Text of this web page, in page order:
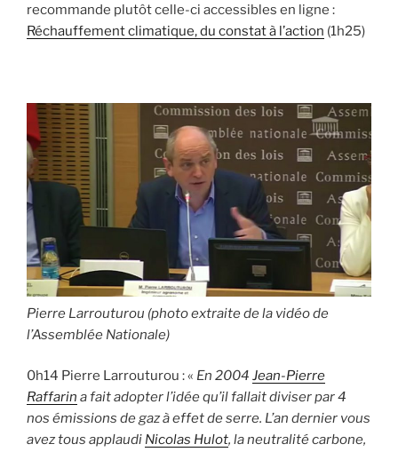
recommande plutôt celle-ci accessibles en ligne :
Réchauffement climatique, du constat à l’action (1h25)
Pierre Larrouturou (photo extraite de la vidéo de
l’Assemblée Nationale)
0h14 Pierre Larrouturou : « En 2004 Jean-Pierre
Raffarin a fait adopter l’idée qu’il fallait diviser par 4
nos émissions de gaz à effet de serre. L’an dernier vous
avez tous applaudi Nicolas Hulot, la neutralité carbone,